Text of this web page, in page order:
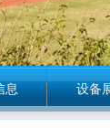
息 设备